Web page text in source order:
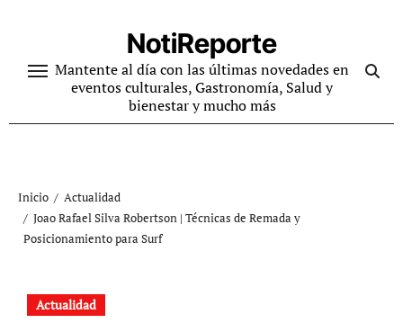
contenido
NotiReporte
Mantente al día con las últimas novedades en
eventos culturales, Gastronomía, Salud y
bienestar y mucho más
Inicio
Actualidad
Joao Rafael Silva Robertson | Técnicas de Remada y
Posicionamiento para Surf
Actualidad